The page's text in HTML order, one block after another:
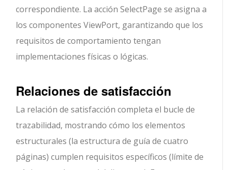
correspondiente. La acción SelectPage se asigna a
los componentes ViewPort, garantizando que los
requisitos de comportamiento tengan
implementaciones físicas o lógicas.
Relaciones de satisfacción
La relación de satisfacción completa el bucle de
trazabilidad, mostrando cómo los elementos
estructurales (la estructura de guía de cuatro
páginas) cumplen requisitos específicos (límite de